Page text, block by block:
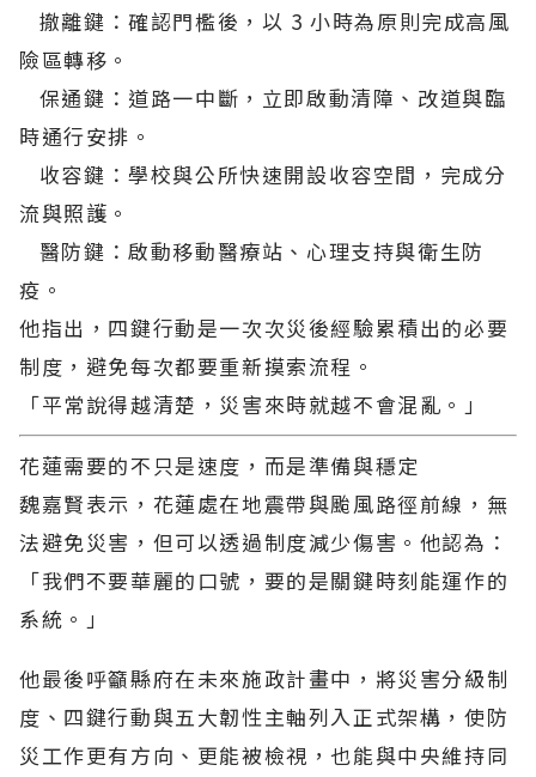
撤離鍵：確認門檻後，以 3 小時為原則完成高風
險區轉移。
保通鍵：道路一中斷，立即啟動清障、改道與臨
時通行安排。
收容鍵：學校與公所快速開設收容空間，完成分
流與照護。
醫防鍵：啟動移動醫療站、心理支持與衛生防
疫。
他指出，四鍵行動是一次次災後經驗累積出的必要
制度，避免每次都要重新摸索流程。
「平常說得越清楚，災害來時就越不會混亂。」
花蓮需要的不只是速度，而是準備與穩定
魏嘉賢表示，花蓮處在地震帶與颱風路徑前線，無
法避免災害，但可以透過制度減少傷害。他認為：
「我們不要華麗的口號，要的是關鍵時刻能運作的
系統。」
他最後呼籲縣府在未來施政計畫中，將災害分級制
度、四鍵行動與五大韌性主軸列入正式架構，使防
災工作更有方向、更能被檢視，也能與中央維持同